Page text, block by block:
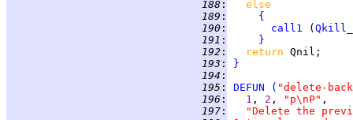
188 :
else
189 :
{
190 : call1 (
191 :
}
192 : return
193 :
}
194 :
195 : DEFUN ( "delete-
196 : 1 , 2 , "p\nP"
197 :
"Delete the